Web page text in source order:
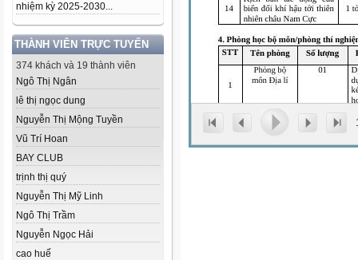
nhiệm kỳ 2025-2030...
THÀNH VIÊN TRỰC TUYẾN
374 khách và 19 thành viên
Ngô Thị Ngân
lê thị ngọc dung
Nguyễn Thị Mộng Tuyền
Vũ Trí Hoan
BAY CLUB
trịnh thị quý
Nguyễn Thị Mỹ Linh
Ngô Thị Trầm
Nguyễn Ngọc Hải
cao huế